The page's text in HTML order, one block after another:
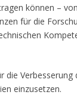
können –
für die
Verbesserung
einzusetzen.